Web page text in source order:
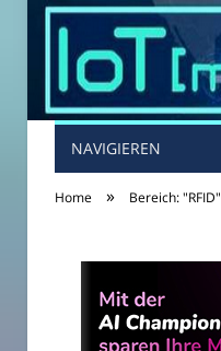
NAVIGIEREN
Home » Bereich: "RFID"